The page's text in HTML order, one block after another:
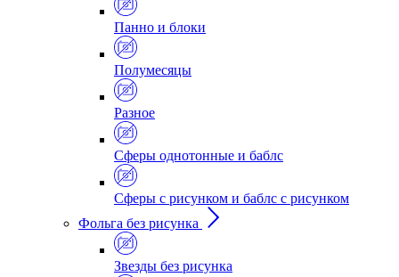
Панно и блоки
Полумесяцы
Разное
Сферы однотонные и баблс
Сферы с рисунком и баблс с рисунком
Фольга без рисунка
Звезды без рисунка